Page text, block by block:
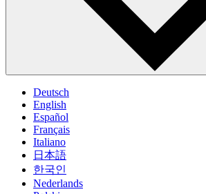
Deutsch
English
Español
Français
Italiano
日本語
한국인
Nederlands